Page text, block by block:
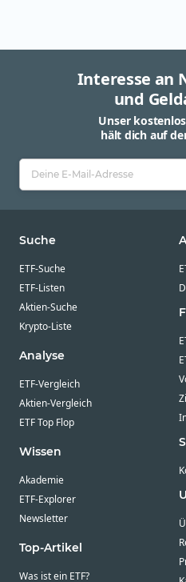
Interesse an
und
Unser
hält dich auf
Suche
ETF-Suche
ETF-Listen
Aktien-Suche
Krypto-Liste
Analyse
ETF-Vergleich
Aktien-Vergleich
ETF Top Flop
Wissen
Akademie
ETF-Explorer
Newsletter
Top-Artikel
Was ist ein ETF?